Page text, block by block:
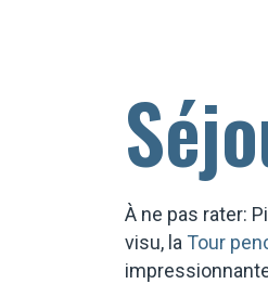
À ne pas rater:
visu, la Tour
impressionnante